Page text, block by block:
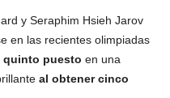
y Seraphim Hsieh Jarov
en las recientes olimpiadas
puesto en una
al obtener cinco